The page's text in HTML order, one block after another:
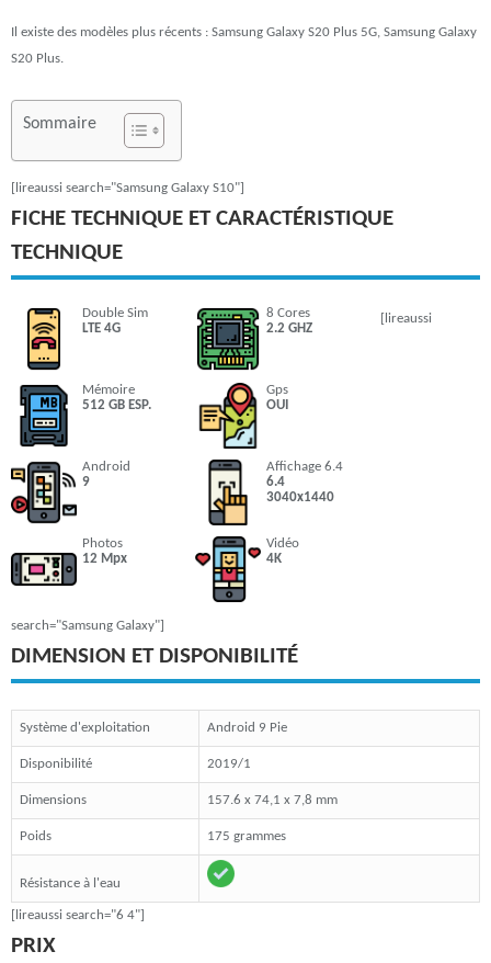
Il existe des modèles plus récents : Samsung Galaxy S20 Plus 5G, Samsung Galaxy
S20 Plus.
Sommaire
[lireaussi search="Samsung Galaxy S10"]
FICHE TECHNIQUE ET CARACTÉRISTIQUE
TECHNIQUE
Double Sim
LTE 4G
8 Cores
2.2 GHZ
Mémoire
512 GB ESP.
Gps
OUI
Android
9
Affichage 6.4
6.4
3040x1440
Photos
12 Mpx
Vidéo
4K
[lireaussi
search="Samsung Galaxy"]
DIMENSION ET DISPONIBILITÉ
Système d'exploitation Android 9 Pie
Disponibilité 2019/1
Dimensions 157.6 x 74,1 x 7,8 mm
Poids 175 grammes
Résistance à l'eau
[lireaussi search="6 4"]
PRIX